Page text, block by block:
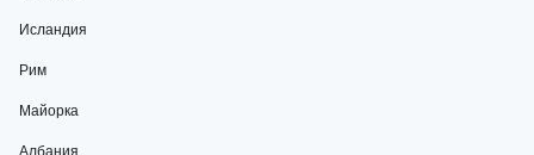
Исландия
Рим
Майорка
Албания